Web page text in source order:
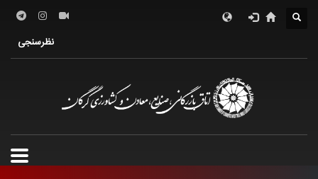
درباره اتاق
معرفی استان
نظرسنجی